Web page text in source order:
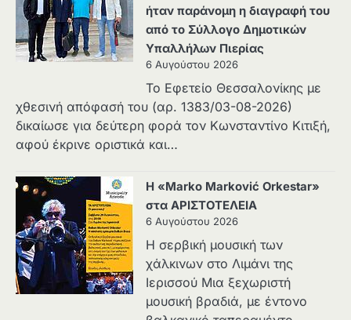
ήταν παράνομη η διαγραφή του
από το Σύλλογο Δημοτικών
Υπαλλήλων Πιερίας
6 Αυγούστου 2026
Το Εφετείο Θεσσαλονίκης με
χθεσινή απόφασή του (αρ. 1383/03-08-2026)
δικαίωσε για δεύτερη φορά τον Κωνσταντίνο Κιτιξή,
αφού έκρινε οριστικά και…
Η «Marko Marković Orkestar»
στα ΑΡΙΣΤΟΤΕΛΕΙΑ
6 Αυγούστου 2026
Η σερβική μουσική των
χάλκινων στο Λιμάνι της
Ιερισσού Μια ξεχωριστή
μουσική βραδιά, με έντονο